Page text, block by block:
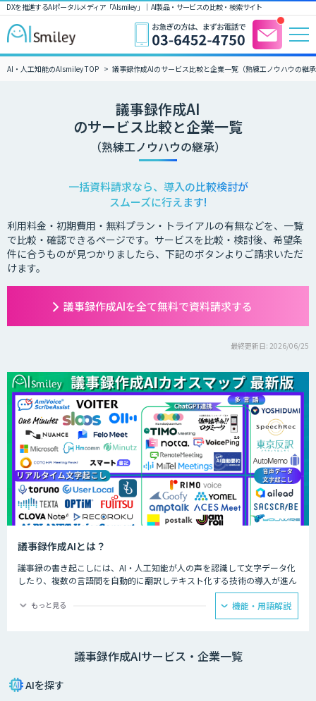
DXを推進するAIポータルメディア「AIsmiley」｜ AI製品・サービスの比較・検索サイト
AI・人工知能のAIsmiley TOP 議事録作成AIのサービス比較と企業一覧（熟練工ノウハウの継
議事録作成AI
のサービス比較と企業一覧
（熟練工ノウハウの継承）
一括資料請求なら、導入の比較検討が
スムーズに行えます!
利用料金・初期費用・無料プラン・トライアルの有無などを、一覧
で比較・確認できるページです。サービスを比較・検討後、希望条
件に合うものが見つかりましたら、下記のボタンよりご請求いただ
けます。
議事録作成AIを全て無料で資料請求する
最終更新日: 2026/06/25
議事録作成AIとは？
議事録の書き起こしには、AI・人工知能が人の声を認識して文字データ化
したり、複数の言語間を自動的に翻訳しテキスト化する技術の導入が進ん
でいます。人力では時間と労力がかかる議事録の文字起こしを、AIが代行
してくれるわけです。
聞き間違いなどをしてしまう可能性もあります。重要な言葉を聞き間違え
そういったミスを最小限に留め、より効率的に議事録を作成するための方
もっと見る 機能・用語解説
議事録作成AIサービス・企業一覧
AIを探す